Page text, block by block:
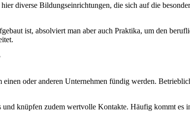
diverse Bildungseinrichtungen, die sich auf die
ist, absolviert man aber auch Praktika, um den
oder anderen Unternehmen fündig werden.
knüpfen zudem wertvolle Kontakte. Häufig kommt